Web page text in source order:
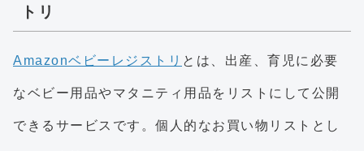
トリ
Amazonベビーレジストリ とは、出産、育児に必要
なベビー用品やマタニティ用品をリストにして公開
できるサービスです。個人的なお買い物リストとし